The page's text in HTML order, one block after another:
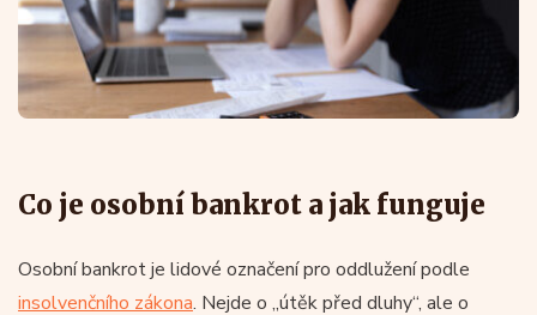
Co je osobní bankrot a jak funguje
Osobní bankrot je lidové označení pro oddlužení podle
insolvenčního zákona. Nejde o „útěk před dluhy“, ale o